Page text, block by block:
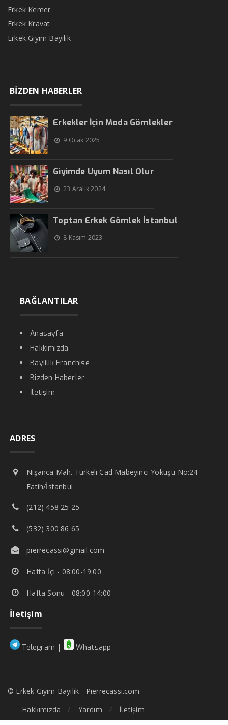
Erkek Kemer
Erkek Kravat
Erkek Giyim Bayilik
BİZDEN HABERLER
Erkekler İçin Moda Gömlekler
9 Ocak 2025
Giyimde Uyum Nasıl Olur
23 Aralık 2024
Toptan Erkek Gömlek İstanbul
8 Kasım 2023
BAĞLANTILAR
Anasayfa
Hakkımızda
Bayiilik Franchise
Bizden Haberler
İletişim
ADRES
Nişanca Mah. Türkeli Cad Mabeyinci Yokuşu No:24
Fatih/İstanbul
(212) 458 25 25
(532) 300 86 65
pierrecassi@gmail.com
Hafta İçi - 08:00-19:00
Hafta Sonu - 08:00-14:00
İletişim
Telegram | Whatsapp
© Erkek Giyim Bayilik - Pierrecassi.com
Hakkımızda
Yardım İletişim